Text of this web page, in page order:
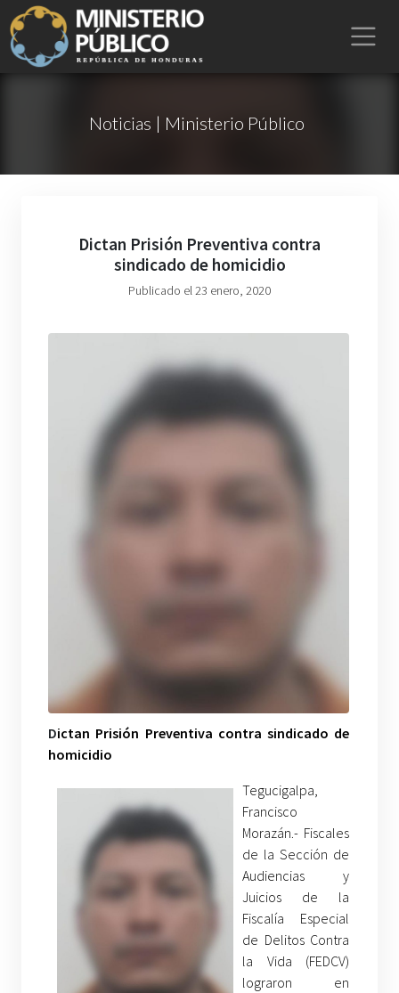
Noticias | Ministerio Público
Dictan Prisión Preventiva contra
sindicado de homicidio
Publicado el 23 enero, 2020
Dictan Prisión Preventiva contra sindicado de
homicidio
Tegucigalpa,
Francisco
Morazán.- Fiscales
de la Sección de
Audiencias y
Juicios de la
Fiscalía Especial
de Delitos Contra
la Vida (FEDCV)
lograron en